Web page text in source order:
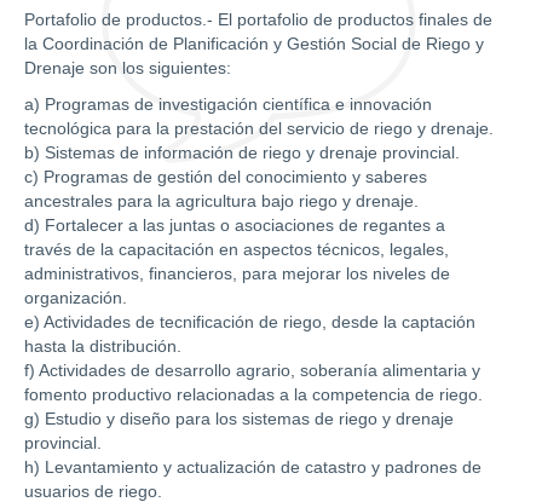
Portafolio de productos.- El portafolio de productos finales de
la Coordinación de Planificación y Gestión Social de Riego y
Drenaje son los siguientes:
a) Programas de investigación científica e innovación
tecnológica para la prestación del servicio de riego y drenaje.
b) Sistemas de información de riego y drenaje provincial.
c) Programas de gestión del conocimiento y saberes
ancestrales para la agricultura bajo riego y drenaje.
d) Fortalecer a las juntas o asociaciones de regantes a
través de la capacitación en aspectos técnicos, legales,
administrativos, financieros, para mejorar los niveles de
organización.
e) Actividades de tecnificación de riego, desde la captación
hasta la distribución.
f) Actividades de desarrollo agrario, soberanía alimentaria y
fomento productivo relacionadas a la competencia de riego.
g) Estudio y diseño para los sistemas de riego y drenaje
provincial.
h) Levantamiento y actualización de catastro y padrones de
usuarios de riego.